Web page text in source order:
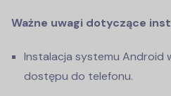
Ważne uwagi dotyczące
Instalacja systemu Android
dostępu do telefonu.